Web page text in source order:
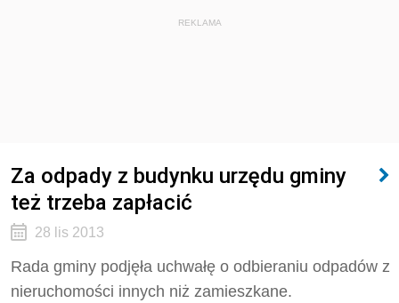
REKLAMA
Za odpady z budynku urzędu gminy
też trzeba zapłacić
28 lis 2013
Rada gminy podjęła uchwałę o odbieraniu odpadów z
nieruchomości innych niż zamieszkane.